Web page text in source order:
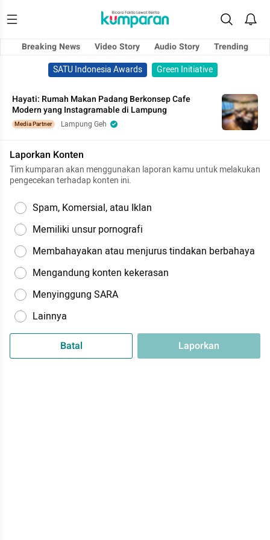
Breaking News Video Story Audio Story
Trending
SATU Indonesia Awards
Green Initiative
Hayati: Rumah Makan Padang Berkonsep Cafe
Modern yang Instagramable di Lampung
Media Partner Lampung Geh
Laporkan Konten
Tim kumparan akan menggunakan laporan kamu untuk melakukan
pengecekan terhadap konten ini.
Spam, Komersial, atau Iklan
Memiliki unsur pornografi
Membahayakan atau menjurus tindakan berbahaya
Mengandung konten kekerasan
Menyinggung SARA
Lainnya
Batal Laporkan